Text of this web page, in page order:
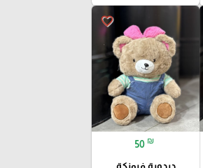
favorite_border
50 ₪
دبدوبة فيونكة